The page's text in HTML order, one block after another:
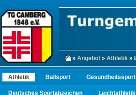
» Angebot » Athletik »
Athletik Ballsport Gesundheitssport
Deutsches Sportabzeichen Leichtathletik